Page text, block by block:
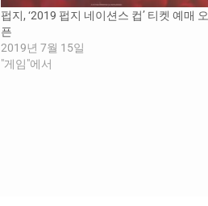
펍지, ‘2019 펍지 네이션스 컵’ 티켓 예매 오
픈
2019년 7월 15일
"게임"에서